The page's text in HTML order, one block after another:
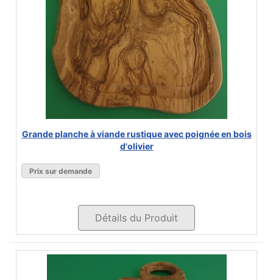
Grande planche à viande rustique avec poignée en bois
d'olivier
Prix sur demande
Détails du Produit